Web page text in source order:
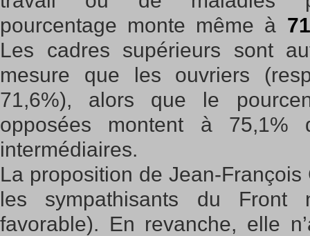
pourcentage monte même à
Les cadres supérieurs sont
mesure que les ouvriers
71,6%), alors que le
opposées montent à 75,1%
intermédiaires.
La proposition de Jean-
les sympathisants du Front
favorable). En revanche, elle